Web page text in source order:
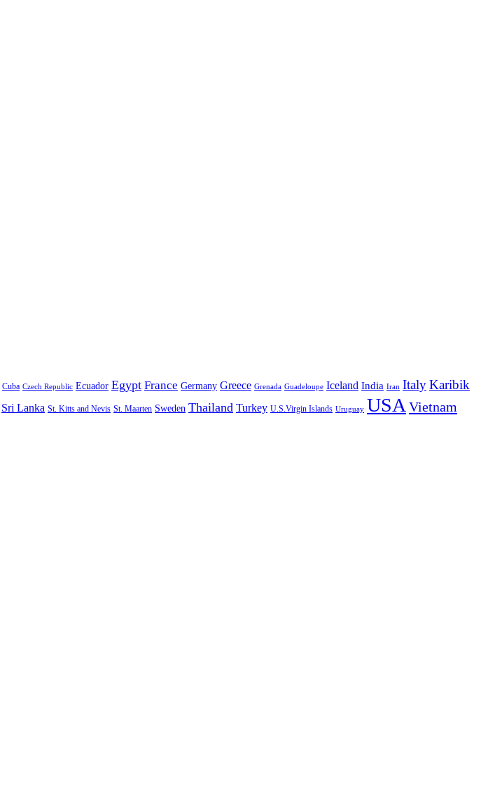
Cuba Czech Republic Ecuador Egypt France Germany Greece Grenada Guadeloupe Iceland India Iran ItalyKaribik
Sri Lanka St. Kitts and Nevis St. Maarten Sweden Thailand Turkey U.S.Virgin Islands Uruguay USAVietnam